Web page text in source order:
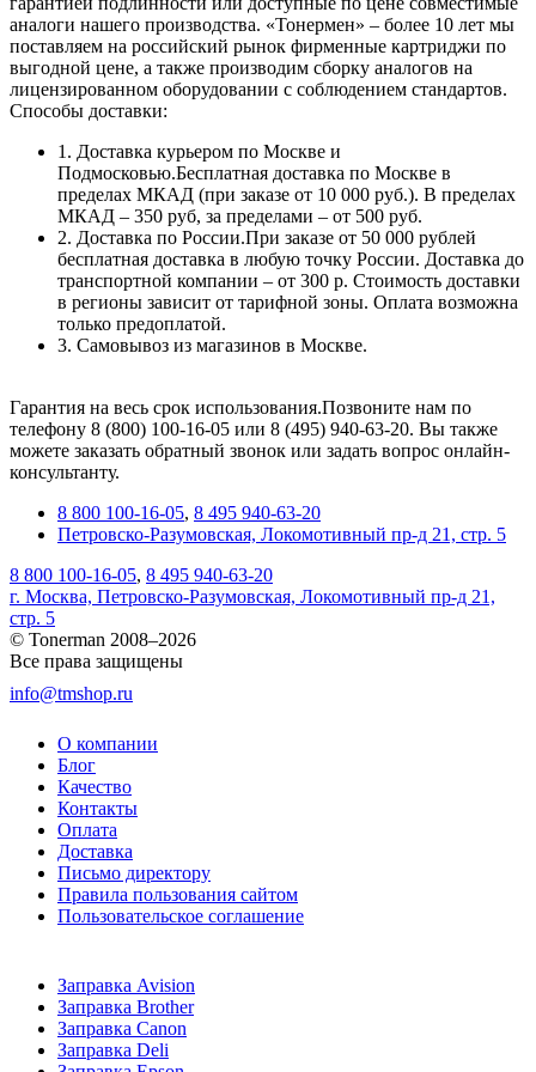
аналоги нашего производства. «Тонермен» – более 10 лет мы
поставляем на российский рынок фирменные картриджи по
выгодной цене, а также производим сборку аналогов на
лицензированном оборудовании с соблюдением стандартов.
Способы доставки:
1. Доставка курьером по Москве и
Подмосковью.Бесплатная доставка по Москве в
пределах МКАД (при заказе от 10 000 руб.). В пределах
МКАД – 350 руб, за пределами – от 500 руб.
2. Доставка по России.При заказе от 50 000 рублей
бесплатная доставка в любую точку России. Доставка до
транспортной компании – от 300 р. Стоимость доставки
в регионы зависит от тарифной зоны. Оплата возможна
только предоплатой.
3. Самовывоз из магазинов в Москве.
Гарантия на весь срок использования.Позвоните нам по
телефону 8 (800) 100-16-05 или 8 (495) 940-63-20. Вы также
можете заказать обратный звонок или задать вопрос онлайн-
консультанту.
8 800 100-16-05, 8 495 940-63-20
Петровско-Разумовская, Локомотивный пр-д 21, стр. 5
8 800 100-16-05, 8 495 940-63-20
г. Москва, Петровско-Разумовская, Локомотивный пр-д 21,
стр. 5
© Tonerman 2008–2026
Все права защищены
info@tmshop.ru
О компании
Блог
Качество
Контакты
Оплата
Доставка
Письмо директору
Правила пользования сайтом
Пользовательское соглашение
Заправка Avision
Заправка Brother
Заправка Canon
Заправка Deli